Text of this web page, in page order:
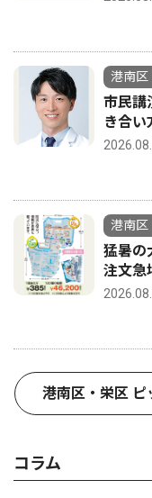
港南区
市民講
き合
港南区
猛暑の
注文急
港南区・栄区 ピ
コラム